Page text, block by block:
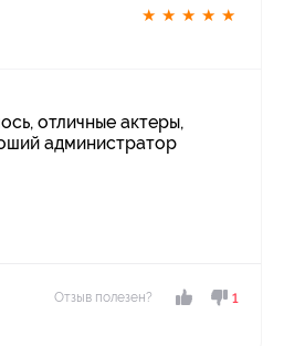
★ ★ ★ ★ ★
отличные актеры,
администратор
Отзыв полезен? 1